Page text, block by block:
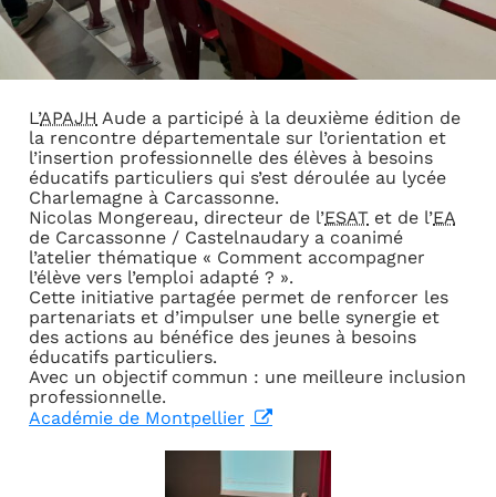
L’APAJH Aude a participé à la deuxième édition de
la rencontre départementale sur l’orientation et
l’insertion professionnelle des élèves à besoins
éducatifs particuliers qui s’est déroulée au lycée
Charlemagne à Carcassonne.
Nicolas Mongereau, directeur de l’ESAT et de l’EA
de Carcassonne / Castelnaudary a coanimé
l’atelier thématique « Comment accompagner
l’élève vers l’emploi adapté ? ».
Cette initiative partagée permet de renforcer les
partenariats et d’impulser une belle synergie et
des actions au bénéfice des jeunes à besoins
éducatifs particuliers.
Avec un objectif commun : une meilleure inclusion
professionnelle.
Académie de Montpellier